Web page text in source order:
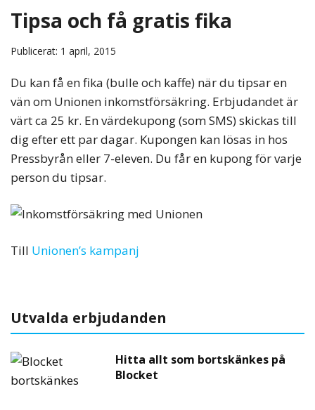
Tipsa och få gratis fika
Publicerat: 1 april, 2015
Du kan få en fika (bulle och kaffe) när du tipsar en
vän om Unionen inkomstförsäkring. Erbjudandet är
värt ca 25 kr. En värdekupong (som SMS) skickas till
dig efter ett par dagar. Kupongen kan lösas in hos
Pressbyrån eller 7-eleven. Du får en kupong för varje
person du tipsar.
Till Unionen’s kampanj
Utvalda erbjudanden
Hitta allt som bortskänkes på
Blocket